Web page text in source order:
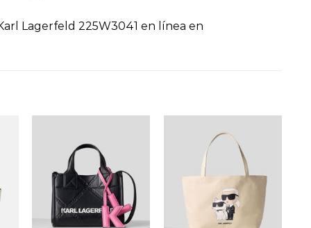
Lagerfeld 225W3041 en línea en